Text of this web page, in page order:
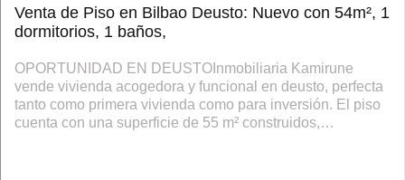
Venta de Piso en Bilbao Deusto: Nuevo con 54m², 1
dormitorios, 1 baños,
OPORTUNIDAD EN DEUSTOInmobiliaria Kamirune
vende vivienda acogedora y funcional en deusto, perfecta
tanto como primera vivienda como para inversión. El piso
cuenta con una superficie de 55 m² construidos,